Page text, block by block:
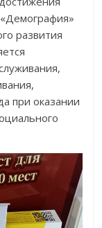
развития
при оказании